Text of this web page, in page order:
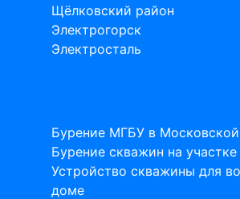
Щёлковский район
Электрогорск
Электросталь
Бурение МГБУ в Московской
Бурение скважин на участке
Устройство скважины для
доме